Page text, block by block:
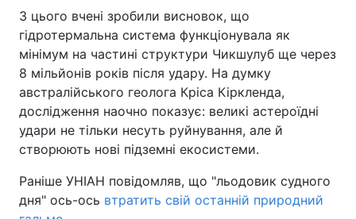
З цього вчені зробили висновок, що
гідротермальна система функціонувала як
мінімум на частині структури Чикшулуб ще через
8 мільйонів років після удару. На думку
австралійського геолога Кріса Кіркленда,
дослідження наочно показує: великі астероїдні
удари не тільки несуть руйнування, але й
створюють нові підземні екосистеми.
Раніше УНІАН повідомляв, що "льодовик судного
дня" ось-ось втратить свій останній природний